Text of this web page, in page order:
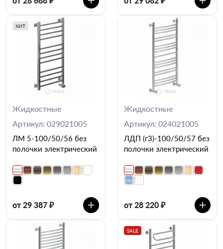
ХИТ
Жидкостные
Артикул: 029021005
ЛМ 5-100/50/56 без
полочки электрический
от 29 387 ₽
Жидкостные
Артикул: 024021005
ЛДП (г3)-100/50/57 без
полочки электрический
от 28 220 ₽
SALE